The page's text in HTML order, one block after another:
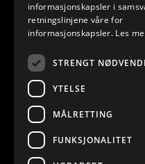
IVECO
MAN
MERCEDES
NISSAN
OPEL
PEUGEOT
RENAULT
TOYOTA
informasjonskapsler i
retningslinjene våre for
informasjonskapsler. Les
STRENGT
YTELSE
MÅLRETTING
FUNKSJONALITET